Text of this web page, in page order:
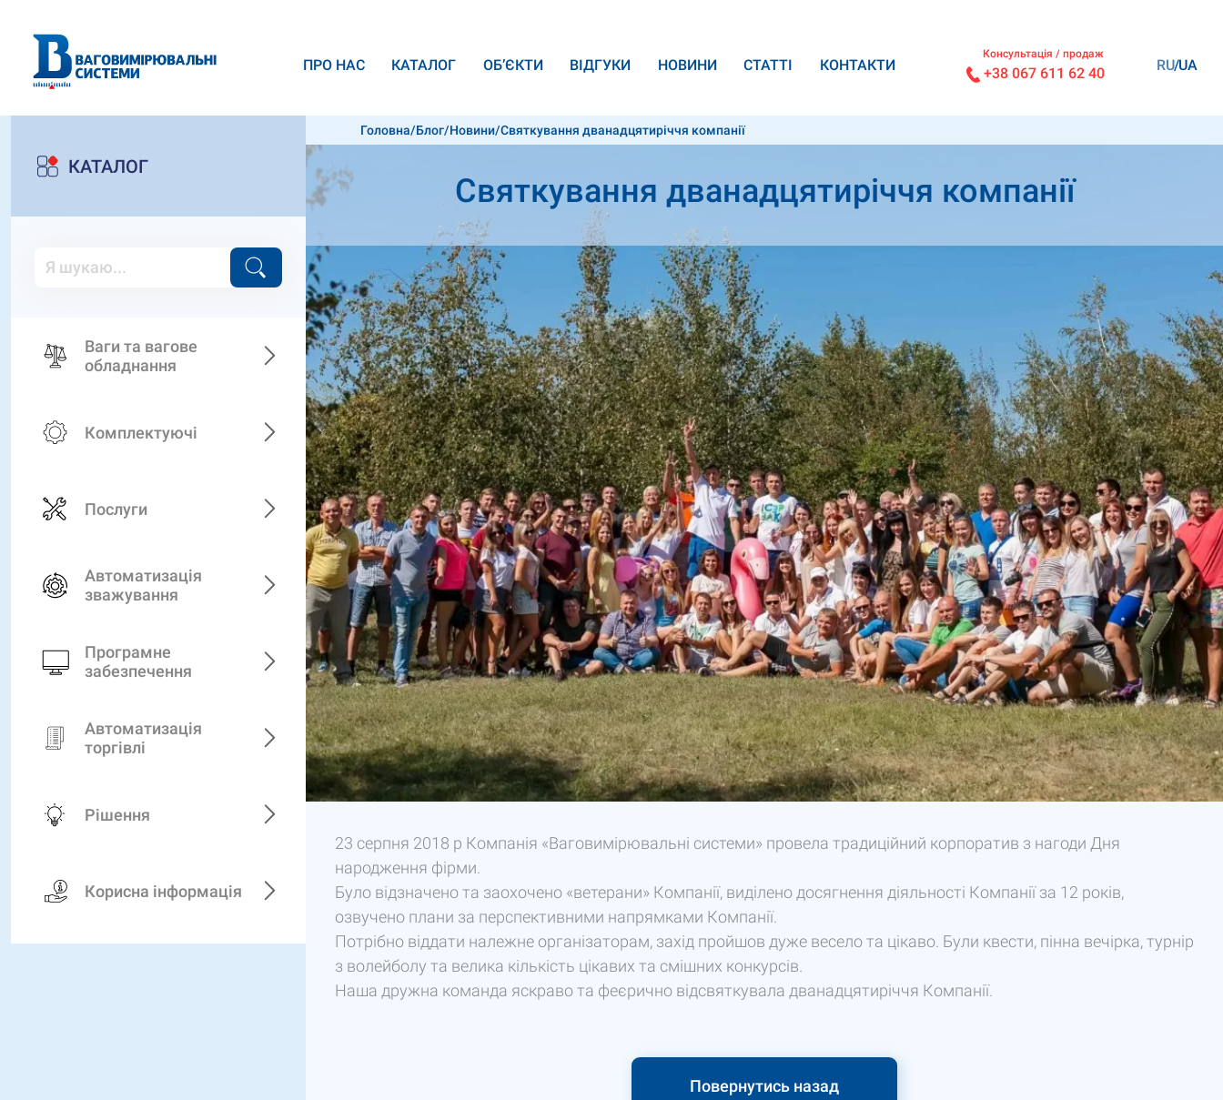
ПРО НАС КАТАЛОГ ОБ’ЄКТИ ВІДГУКИ НОВИНИ СТАТТІ КОНТАКТИ
Консультація / продаж
+38 067 611 62 40 RU UA
КАТАЛОГ
Ваги та вагове
обладнання
Комплектуючі
Послуги
Автоматизація
зважування
Програмне
забезпечення
Автоматизація
торгівлі
Рішення
Корисна інформація
Головна/Блог/Новини/Святкування дванадцятиріччя компанії
Святкування дванадцятиріччя компанії
23 серпня 2018 р Компанія «Ваговимірювальні системи» провела традиційний корпоратив з нагоди Дня
народження фірми.
Було відзначено та заохочено «ветерани» Компанії, виділено досягнення діяльності Компанії за 12 років,
озвучено плани за перспективними напрямками Компанії.
Потрібно віддати належне організаторам, захід пройшов дуже весело та цікаво. Були квести, пінна вечірка, турнір
з волейболу та велика кількість цікавих та смішних конкурсів.
Наша дружна команда яскраво та феєрично відсвяткувала дванадцятиріччя Компанії.
Повернутись назад